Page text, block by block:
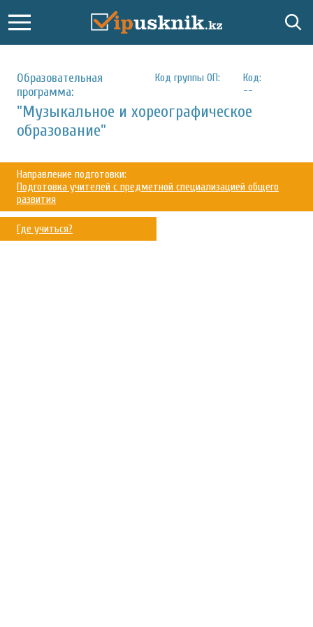
Образовательная
программа:
Код группы ОП:
Код:
--
"Музыкальное и хореографическое
образование"
Направление подготовки:
Подготовка учителей с предметной специализацией общего
развития
Где учиться?